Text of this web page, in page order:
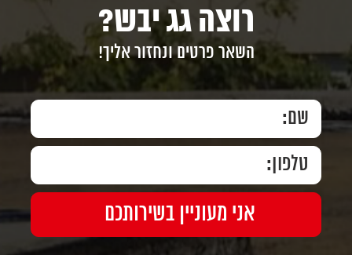
רוצה גג יבש?
השאר פרטים ונחזור אליך!